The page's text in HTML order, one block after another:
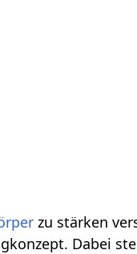
zu stärken
Dabei